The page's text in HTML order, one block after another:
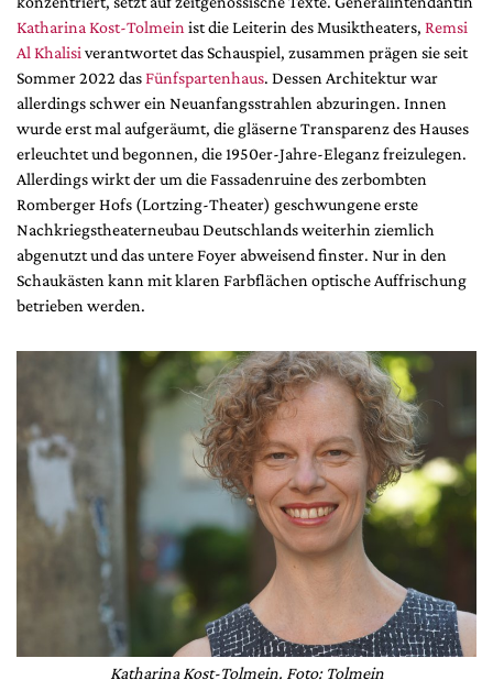
Katharina Kost-Tolmein ist die Leiterin des Musiktheaters, Remsi
Al Khalisi verantwortet das Schauspiel, zusammen prägen sie seit
Sommer 2022 dasFünfspartenhaus. Dessen Architektur war
allerdings schwer ein Neuanfangsstrahlen abzuringen. Innen
wurde erst mal aufgeräumt, die gläserne Transparenz des Hauses
erleuchtet und begonnen, die 1950er-Jahre-Eleganz freizulegen.
Allerdings wirkt der um die Fassadenruine des zerbombten
Romberger Hofs (Lortzing-Theater) geschwungene erste
Nachkriegstheaterneubau Deutschlands weiterhin ziemlich
abgenutzt und das untere Foyer abweisend finster. Nur in den
Schaukästen kann mit klaren Farbflächen optische Auffrischung
betrieben werden.
Katharina Kost-Tolmein. Foto: Tolmein